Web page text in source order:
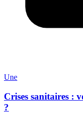
Une
Crises sanitaires :
?